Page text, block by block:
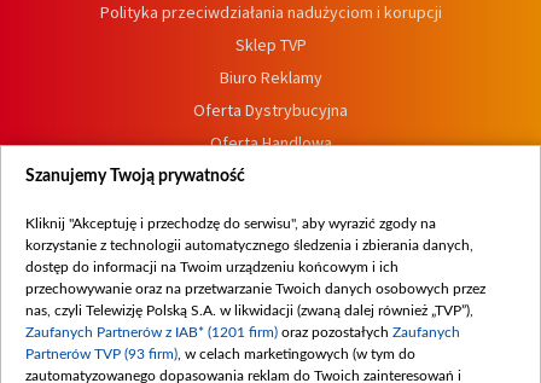
Polityka przeciwdziałania nadużyciom i korupcji
Sklep TVP
Biuro Reklamy
Oferta Dystrybucyjna
Oferta Handlowa
Dostępność
Procedura zgłoszeń wewnętrznych
Szanujemy Twoją prywatność
Kliknij "Akceptuję i przechodzę do serwisu", aby wyrazić zgody na
korzystanie z technologii automatycznego śledzenia i zbierania danych,
dostęp do informacji na Twoim urządzeniu końcowym i ich
przechowywanie oraz na przetwarzanie Twoich danych osobowych przez
nas, czyli Telewizję Polską S.A. w likwidacji (zwaną dalej również „TVP”),
Zaufanych Partnerów z IAB* (1201 firm) oraz pozostałych Zaufanych
Partnerów TVP (93 firm) , w celach marketingowych (w tym do
zautomatyzowanego dopasowania reklam do Twoich zainteresowań i